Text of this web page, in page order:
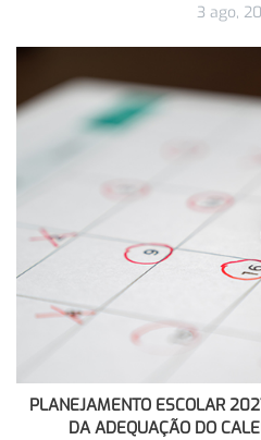
3 ago,
PLANEJAMENTO ESCOLAR
DA ADEQUAÇÃO DO